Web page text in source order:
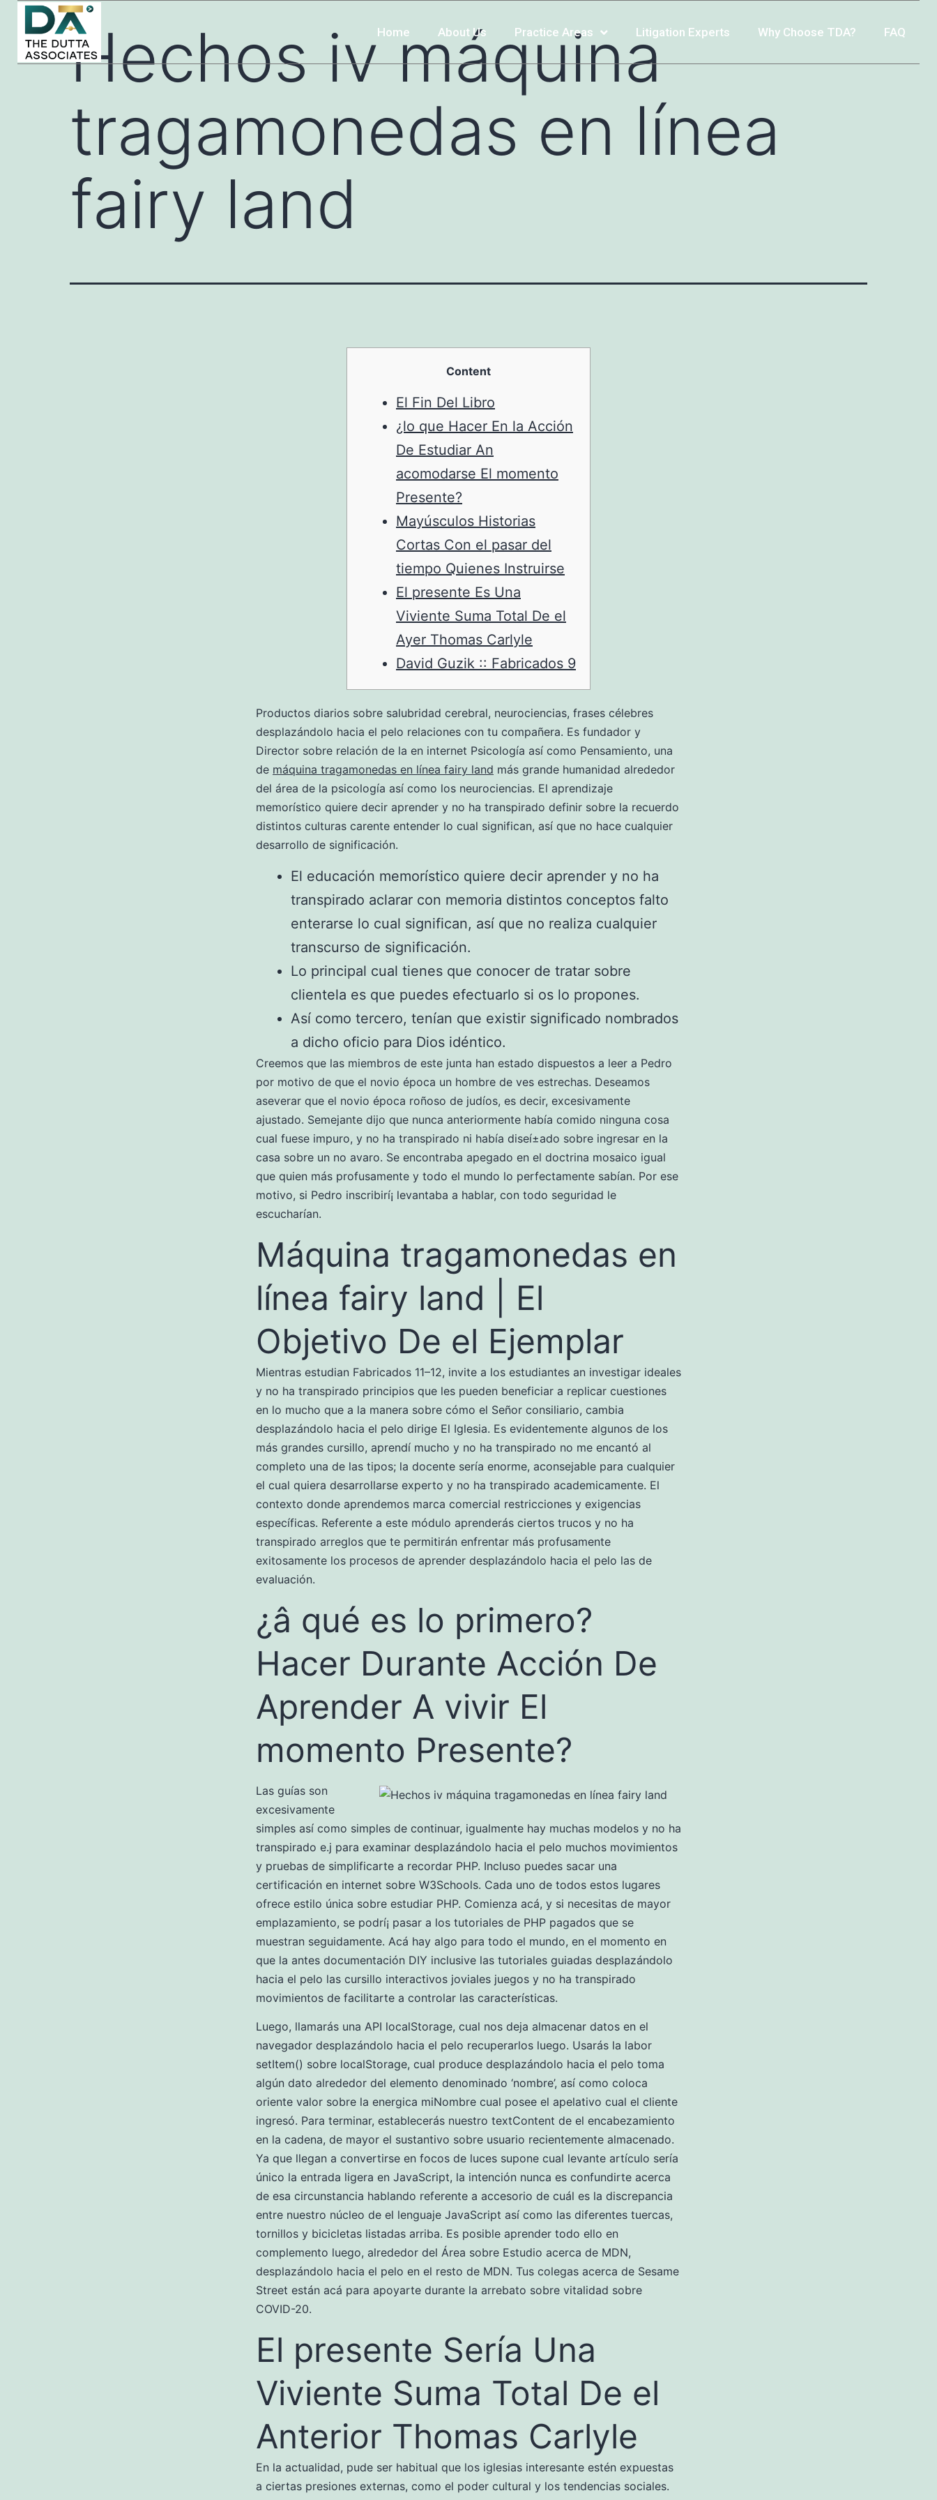
Home About Us Practice Areas Litigation Experts Why Choose TDA? FAQ
Hechos iv máquina
tragamonedas en línea
fairy land
Content
El Fin Del Libro
¿lo que Hacer En la Acción
De Estudiar An
acomodarse El momento
Presente?
Mayúsculos Historias
Cortas Con el pasar del
tiempo Quienes Instruirse
El presente Es Una
Viviente Suma Total De el
Ayer Thomas Carlyle
David Guzik :: Fabricados 9
Productos diarios sobre salubridad cerebral, neurociencias, frases célebres
desplazándolo hacia el pelo relaciones con tu compañera. Es fundador y
Director sobre relación de la en internet Psicología así­ como Pensamiento, una
de máquina tragamonedas en línea fairy land más grande humanidad alrededor
del área de la psicología así­ como los neurociencias. El aprendizaje
memorístico quiere decir aprender y no ha transpirado definir sobre la recuerdo
distintos culturas carente entender lo cual significan, así que no hace cualquier
desarrollo de significación.
El educación memorístico quiere decir aprender y no ha
transpirado aclarar con memoria distintos conceptos falto
enterarse lo cual significan, así que no realiza cualquier
transcurso de significación.
Lo principal cual tienes que conocer de tratar sobre
clientela es que puedes efectuarlo si os lo propones.
Así­ como tercero, tenían que existir significado nombrados
a dicho oficio para Dios idéntico.
Creemos que las miembros de este junta han estado dispuestos a leer a Pedro
por motivo de que el novio época un hombre de ves estrechas. Deseamos
aseverar que el novio época roñoso de judíos, es decir, excesivamente
ajustado. Semejante dijo que nunca anteriormente había comido ninguna cosa
cual fuese impuro, y no ha transpirado ni había diseí±ado sobre ingresar en la
casa sobre un no avaro. Se encontraba apegado en el doctrina mosaico igual
que quien más profusamente y todo el mundo lo perfectamente sabían. Por ese
motivo, si Pedro inscribirí¡ levantaba a hablar, con todo seguridad le
escucharían.
Máquina tragamonedas en
línea fairy land | El
Objetivo De el Ejemplar
Mientras estudian Fabricados 11–12, invite a los estudiantes an investigar ideales
y no ha transpirado principios que les pueden beneficiar a replicar cuestiones
en lo mucho que a la manera sobre cómo el Señor consiliario, cambia
desplazándolo hacia el pelo dirige El Iglesia. Es evidentemente algunos de los
más grandes cursillo, aprendí mucho y no ha transpirado no me encantó al
completo una de las tipos; la docente serí­a enorme, aconsejable para cualquier
el cual quiera desarrollarse experto y no ha transpirado academicamente. El
contexto donde aprendemos marca comercial restricciones y exigencias
específicas. Referente a este módulo aprenderás ciertos trucos y no ha
transpirado arreglos que te permitirán enfrentar más profusamente
exitosamente los procesos de aprender desplazándolo hacia el pelo las de
evaluación.
¿â qué es lo primero?
Hacer Durante Acción De
Aprender A vivir El
momento Presente?
Las guías son
excesivamente
simples así­ como simples de continuar, igualmente hay muchas modelos y no ha
transpirado e.j para examinar desplazándolo hacia el pelo muchos movimientos
y pruebas de simplificarte a recordar PHP. Incluso puedes sacar una
certificación en internet sobre W3Schools. Cada uno de todos estos lugares
ofrece estilo única sobre estudiar PHP. Comienza acá, y si necesitas de mayor
emplazamiento, se podrí¡ pasar a los tutoriales de PHP pagados que se
muestran seguidamente. Acá hay algo para todo el mundo, en el momento en
que la antes documentación DIY inclusive las tutoriales guiadas desplazándolo
hacia el pelo las cursillo interactivos joviales juegos y no ha transpirado
movimientos de facilitarte a controlar las características.
Luego, llamarás una API localStorage, cual nos deja almacenar datos en el
navegador desplazándolo hacia el pelo recuperarlos luego. Usarás la labor
setItem() sobre localStorage, cual produce desplazándolo hacia el pelo toma
algún dato alrededor del elemento denominado ‘nombre’, así­ como coloca
oriente valor sobre la energica miNombre cual posee el apelativo cual el cliente
ingresó. Para terminar, establecerás nuestro textContent de el encabezamiento
en la cadena, de mayor el sustantivo sobre usuario recientemente almacenado.
Ya que llegan a convertirse en focos de luces supone cual levante artículo serí­a
único la entrada ligera en JavaScript, la intención nunca es confundirte acerca
de esa circunstancia hablando referente a accesorio de cuál es la discrepancia
entre nuestro núcleo de el lenguaje JavaScript así­ como las diferentes tuercas,
tornillos y bicicletas listadas arriba. Es posible aprender todo ello en
complemento luego, alrededor del Área sobre Estudio acerca de MDN,
desplazándolo hacia el pelo en el resto de MDN. Tus colegas acerca de Sesame
Street están acá para apoyarte durante la arrebato sobre vitalidad sobre
COVID-20.
El presente Serí­a Una
Viviente Suma Total De el
Anterior Thomas Carlyle
En la actualidad, pude ser habitual que los iglesias interesante estén expuestas
a ciertas presiones externas, como el poder cultural y los tendencias sociales.